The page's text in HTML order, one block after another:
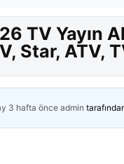
TV Yayın
Star, ATV,
3 hafta önceadmin